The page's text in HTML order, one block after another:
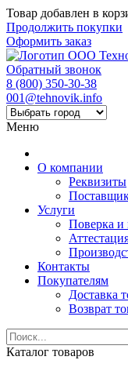
Товар добавлен в
Продолжить покупки
Оформить заказ
Обратный звонок
8 (800) 350-30-38
001@tehnovik.info
Меню
О компании
Реквизиты
Услуги
Поверка и
Контакты
Покупателям
Доставка
Возврат
Каталог товаров